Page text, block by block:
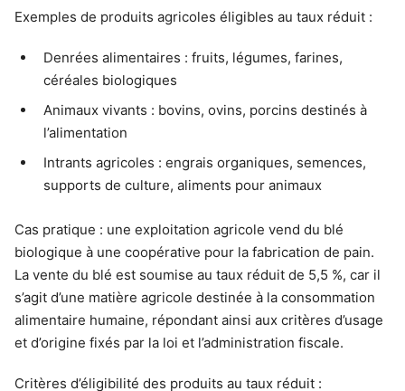
Exemples de produits agricoles éligibles au taux réduit :
Denrées alimentaires : fruits, légumes, farines,
céréales biologiques
Animaux vivants : bovins, ovins, porcins destinés à
l’alimentation
Intrants agricoles : engrais organiques, semences,
supports de culture, aliments pour animaux
Cas pratique : une exploitation agricole vend du blé
biologique à une coopérative pour la fabrication de pain.
La vente du blé est soumise au taux réduit de 5,5 %, car il
s’agit d’une matière agricole destinée à la consommation
alimentaire humaine, répondant ainsi aux critères d’usage
et d’origine fixés par la loi et l’administration fiscale.
Critères d’éligibilité des produits au taux réduit :